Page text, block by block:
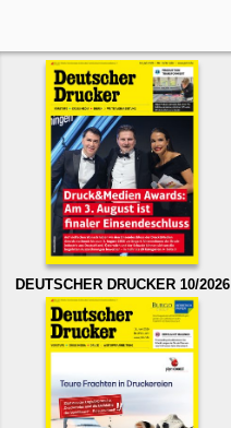
DEUTSCHER DRUCKER 10/2026